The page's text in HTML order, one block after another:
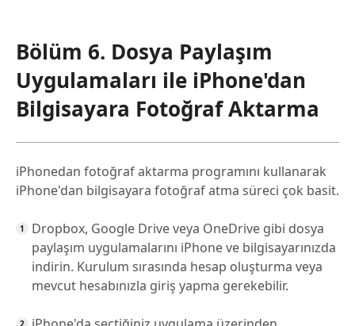
Bölüm 6. Dosya Paylaşım
Uygulamaları ile iPhone'dan
Bilgisayara Fotoğraf Aktarma
iPhonedan fotoğraf aktarma programını kullanarak
iPhone'dan bilgisayara fotoğraf atma süreci çok basit.
Dropbox, Google Drive veya OneDrive gibi dosya
paylaşım uygulamalarını iPhone ve bilgisayarınızda
indirin. Kurulum sırasında hesap oluşturma veya
mevcut hesabınızla giriş yapma gerekebilir.